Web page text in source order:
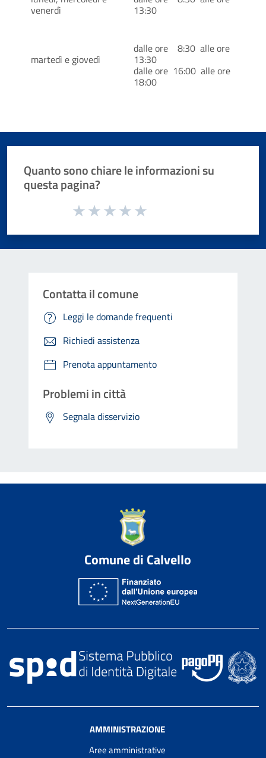
venerdì 13:30
martedì e giovedì
dalle ore 8:30 alle ore
13:30
dalle ore 16:00 alle ore
18:00
Quanto sono chiare le informazioni su
questa pagina?
Valuta da 1 a 5 stelle la pagina
Contatta il comune
Leggi le domande frequenti
Richiedi assistenza
Prenota appuntamento
Problemi in città
Segnala disservizio
Comune di Calvello
AMMINISTRAZIONE
Aree amministrative